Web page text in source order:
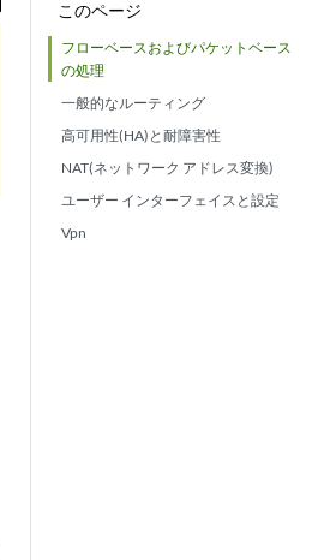
このページ
フローベースおよびパケットベース
の処理
一般的なルーティング
高可用性(HA)と耐障害性
NAT(ネットワーク アドレス変換)
ユーザー インターフェイスと設定
Vpn